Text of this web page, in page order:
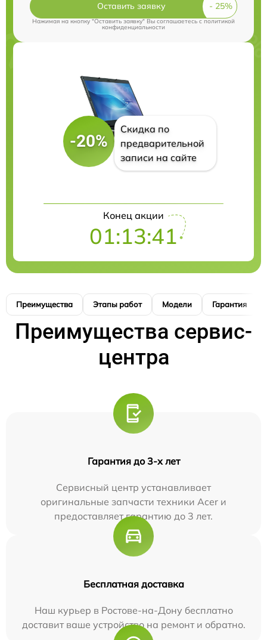
Оставить заявку
Нажимая на кнопку "Оставить заявку" Вы соглашаетесь cполитикой
конфиденциальности
-20%
Скидка по
предварительной
записи на сайте
Конец акции
01:13:40
Преимущества Этапы работ Модели Гарантия
Преимущества сервис-
центра
Гарантия до 3-х лет
Сервисный центр устанавливает
оригинальные запчасти техники Acer и
предоставляет гарантию до 3 лет.
Бесплатная доставка
Наш курьер в Ростове-на-Дону бесплатно
доставит ваше устройство на ремонт и обратно.